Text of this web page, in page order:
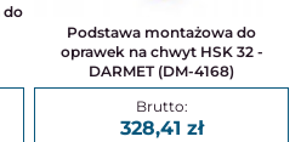
Podstawa montażowa do
oprawek na chwyt HSK 32 -
DARMET (DM-4168)
328,41